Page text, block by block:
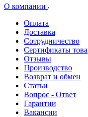
О компании
Оплата
Доставка
Сотрудничество
Сертификаты
Отзывы
Производство
Возврат и обмен
Статьи
Вопрос - Ответ
Гарантии
Вакансии